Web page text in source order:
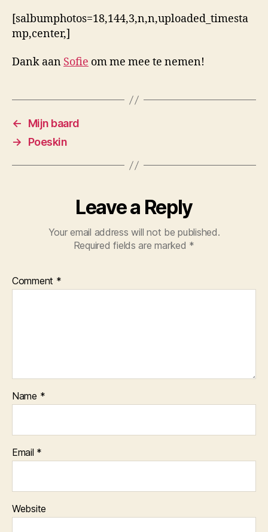
[salbumphotos=18,144,3,n,n,uploaded_timesta
mp,center,]
Dank aan Sofie om me mee te nemen!
←
Mijn baard
→
Poeskin
Leave a Reply
Your email address will not be published.
Required fields are marked *
Comment *
Name *
Email *
Website